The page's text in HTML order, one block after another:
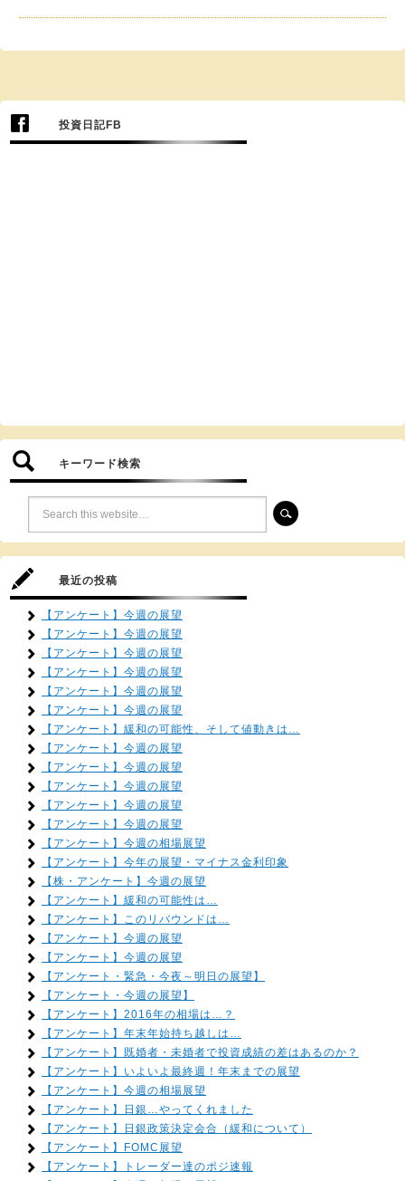
投資日記FB
キーワード検索
最近の投稿
【アンケート】今週の展望
【アンケート】今週の展望
【アンケート】今週の展望
【アンケート】今週の展望
【アンケート】今週の展望
【アンケート】今週の展望
【アンケート】緩和の可能性、そして値動きは…
【アンケート】今週の展望
【アンケート】今週の展望
【アンケート】今週の展望
【アンケート】今週の展望
【アンケート】今週の展望
【アンケート】今週の相場展望
【アンケート】今年の展望・マイナス金利印象
【株・アンケート】今週の展望
【アンケート】緩和の可能性は…
【アンケート】このリバウンドは…
【アンケート】今週の展望
【アンケート】今週の展望
【アンケート・緊急・今夜～明日の展望】
【アンケート・今週の展望】
【アンケート】2016年の相場は…？
【アンケート】年末年始持ち越しは…
【アンケート】既婚者・未婚者で投資成績の差はあるのか？
【アンケート】いよいよ最終週！年末までの展望
【アンケート】今週の相場展望
【アンケート】日銀…やってくれました
【アンケート】日銀政策決定会合（緩和について）
【アンケート】FOMC展望
【アンケート】トレーダー達のポジ速報